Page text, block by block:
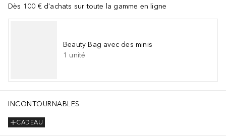
Dès 100 € d'achats sur toute la gamme en ligne
Beauty Bag avec des minis
1 unité
INCONTOURNABLES
CADEAU